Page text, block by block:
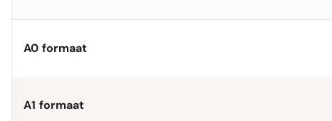
A0 formaat
A1 formaat